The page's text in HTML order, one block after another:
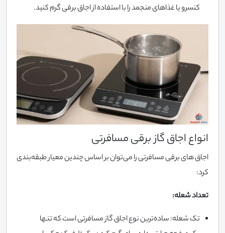
کنسرو یا غذاهای منجمد را با استفاده از اجاق برقی گرم کنید.
انواع اجاق گاز برقی مسافرتی
اجاق های برقی مسافرتی را می‌توان بر اساس چندین معیار طبقه‌بندی
کرد:
تعداد شعله:
تک شعله: ساده‌ترین نوع اجاق گاز مسافرتی است که تنها